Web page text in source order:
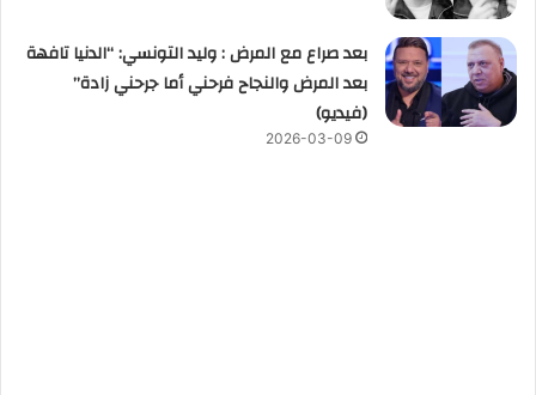
بعد صراع مع المرض : وليد التونسي: “الدنيا تافهة
بعد المرض والنجاح فرحني أما جرحني زادة”
(فيديو)
2026-03-09